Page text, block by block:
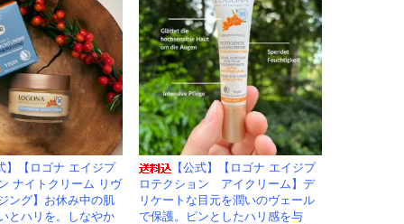
】【ロゴナ エイジプ
ナイトクリーム リヴ
ング】お休み中の肌
とハリを。しなやか
【公式】【ロゴナ エイジプ
ロテクション アイクリーム】デ
リケートな目元を潤いのヴェール
で保護。ピンとしたハリ感を与